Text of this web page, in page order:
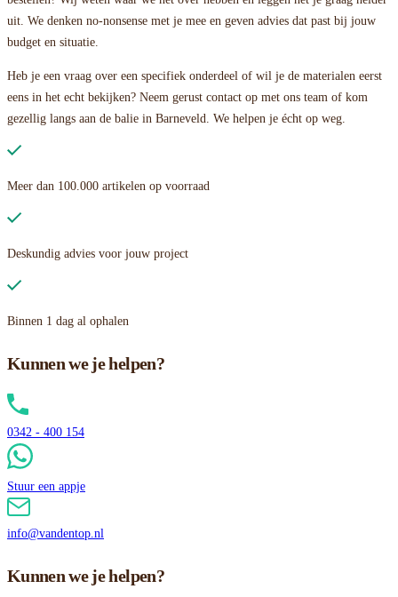
uit. We denken no-nonsense met je mee en geven advies dat past bij jouw
budget en situatie.
Heb je een vraag over een specifiek onderdeel of wil je de materialen eerst
eens in het echt bekijken? Neem gerust contact op met ons team of kom
gezellig langs aan de balie in Barneveld. We helpen je écht op weg.
Meer dan 100.000 artikelen op voorraad
Deskundig advies voor jouw project
Binnen 1 dag al ophalen
Kunnen we je helpen?
0342 - 400 154
Stuur een appje
info@vandentop.nl
Kunnen we je helpen?